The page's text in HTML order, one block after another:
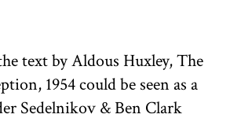
text by Aldous Huxley, The
1954 could be seen as a
Sedelnikov & Ben Clark